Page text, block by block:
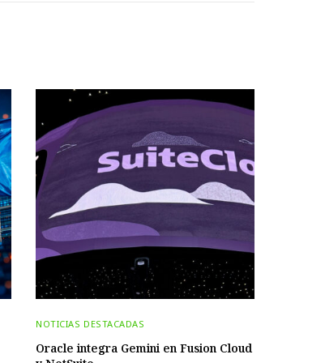
NOTICIAS DESTACADAS
Oracle integra Gemini en Fusion Cloud